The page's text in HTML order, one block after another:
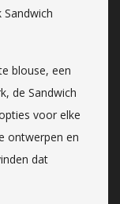
blouse, een
de Sandwich
voor elke
ontwerpen en
dat